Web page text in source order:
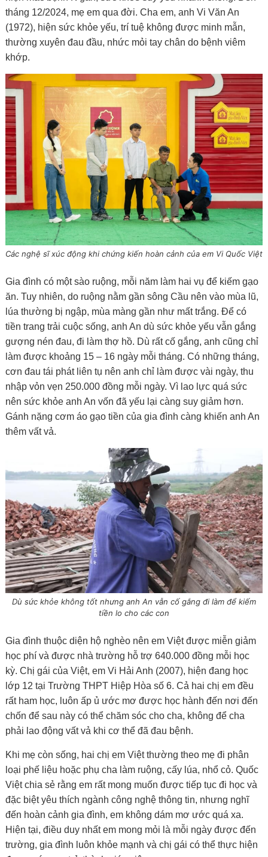
tháng 12/2024, mẹ em qua đời. Cha em, anh Vi Văn An
(1972), hiện sức khỏe yếu, trí tuệ không được minh mẫn,
thường xuyên đau đầu, nhức mỏi tay chân do bệnh viêm
khớp.
Các nghệ sĩ xúc động khi chứng kiến hoàn cảnh của em Vi Quốc Việt
Gia đình có một sào ruộng, mỗi năm làm hai vụ để kiếm gạo
ăn. Tuy nhiên, do ruộng nằm gần sông Cầu nên vào mùa lũ,
lúa thường bị ngập, mùa màng gần như mất trắng. Để có
tiền trang trải cuộc sống, anh An dù sức khỏe yếu vẫn gắng
gượng nén đau, đi làm thợ hồ. Dù rất cố gắng, anh cũng chỉ
làm được khoảng 15 – 16 ngày mỗi tháng. Có những tháng,
cơn đau tái phát liên tụ nên anh chỉ làm được vài ngày, thu
nhập vỏn vẹn 250.000 đồng mỗi ngày. Vì lao lực quá sức
nên sức khỏe anh An vốn đã yếu lại càng suy giảm hơn.
Gánh nặng cơm áo gạo tiền của gia đình càng khiến anh An
thêm vất vả.
Dù sức khỏe không tốt nhưng anh An vẫn cố gắng đi làm để kiếm
tiền lo cho các con
Gia đình thuộc diện hộ nghèo nên em Việt được miễn giảm
học phí và được nhà trường hỗ trợ 640.000 đồng mỗi học
kỳ. Chị gái của Việt, em Vi Hải Anh (2007), hiện đang học
lớp 12 tại Trường THPT Hiệp Hòa số 6. Cả hai chị em đều
rất ham học, luôn ấp ủ ước mơ được học hành đến nơi đến
chốn để sau này có thể chăm sóc cho cha, không để cha
phải lao động vất vả khi cơ thể đã đau bệnh.
Khi mẹ còn sống, hai chị em Việt thường theo mẹ đi phân
loại phế liệu hoặc phụ cha làm ruộng, cấy lúa, nhổ cỏ. Quốc
Việt chia sẻ rằng em rất mong muốn được tiếp tục đi học và
đặc biệt yêu thích ngành công nghệ thông tin, nhưng nghĩ
đến hoàn cảnh gia đình, em không dám mơ ước quá xa.
Hiện tại, điều duy nhất em mong mỏi là mỗi ngày được đến
trường, gia đình luôn khỏe mạnh và chị gái có thể thực hiện